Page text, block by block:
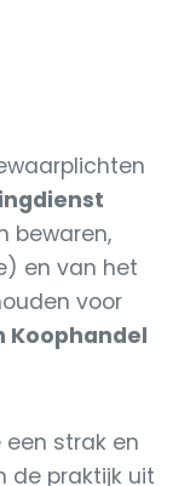
bewaren,
en van het
voor
Koophandel
een strak en
de praktijk uit